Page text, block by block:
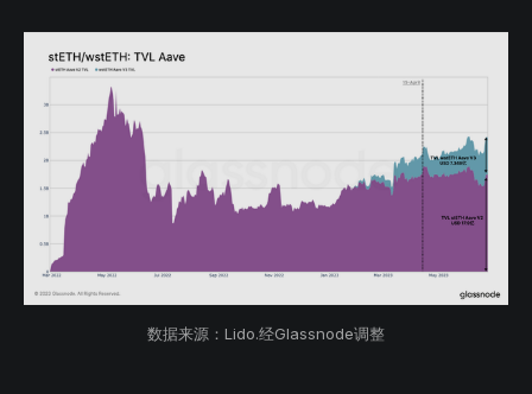
数据来源：Lido.经Glassnode调整